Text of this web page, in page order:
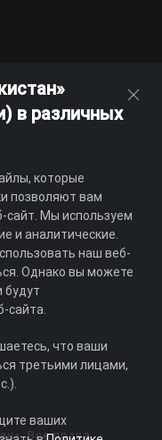
Все права
в различных
которые
позволяют вам
сайт. Мы используем
и аналитические.
наш веб-
Однако вы можете
будут
сайта.
что ваши
третьими лицами,
ваших